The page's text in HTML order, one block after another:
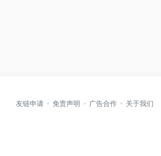
友链申请 免责声明 广告合作 关于我们